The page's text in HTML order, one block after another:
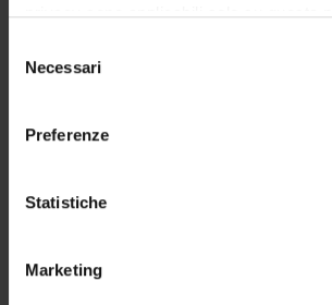
privacy sono applicabili solo su questa
modificare o revocare il proprio
momento dalla Dichiarazione sui
raccogliere informazioni sulla
geografica, con
Identificare il tuo dispositivo,
delNecessari
Preferenze
Statistiche
Marketing
Contatti
Luoghi